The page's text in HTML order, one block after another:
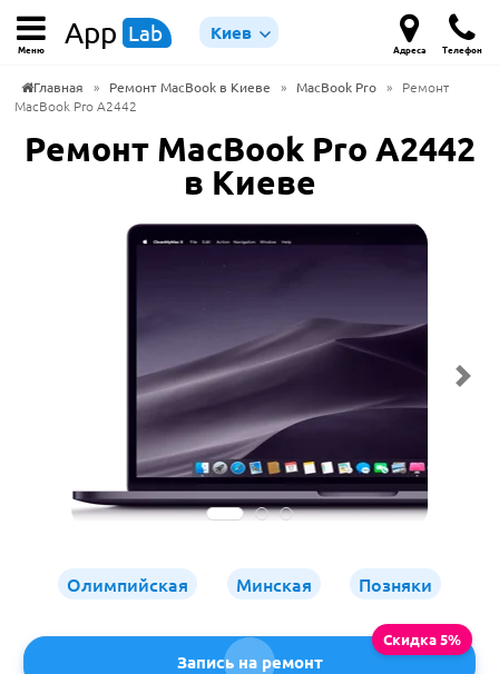
Меню App Lab Киев
Адреса Телефон
Главная » Ремонт MacBook в Киеве » MacBook Pro »
Ремонт
MacBook Pro A2442
Ремонт MacBook Pro A2442
в Киеве
Олимпийская Минская Позняки
Запись на ремонт